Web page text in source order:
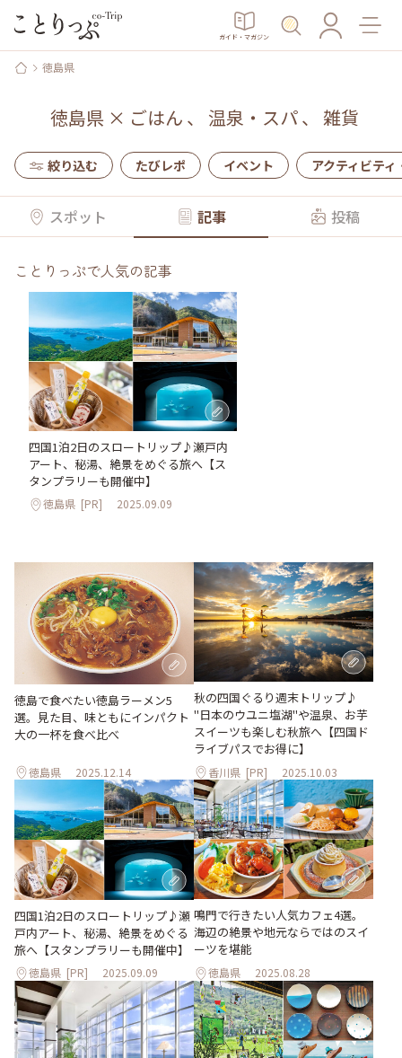
ガイド・マガジン
徳島県
徳島県 × ごはん 、 温泉・スパ、 雑貨
絞り込む たびレポ イベント アクティビティ
スポット 記事 投稿
ことりっぷで人気の記事
四国1泊2日のスロートリップ♪瀬戸内
アート、秘湯、絶景をめぐる旅へ【ス
タンプラリーも開催中】
徳島県 [PR] 2025.09.09
徳島で食べたい徳島ラーメン5
選。見た目、味ともにインパクト
大の一杯を食べ比べ
徳島県 2025.12.14
秋の四国ぐるり週末トリップ♪
"日本のウユニ塩湖"や温泉、お芋
スイーツも楽しむ秋旅へ【四国ド
ライブパスでお得に】
香川県 [PR] 2025.10.03
四国1泊2日のスロートリップ♪瀬
戸内アート、秘湯、絶景をめぐる
旅へ【スタンプラリーも開催中】
徳島県 [PR] 2025.09.09
鳴門で行きたい人気カフェ4選。
海辺の絶景や地元ならではのスイ
ーツを堪能
徳島県 2025.08.28